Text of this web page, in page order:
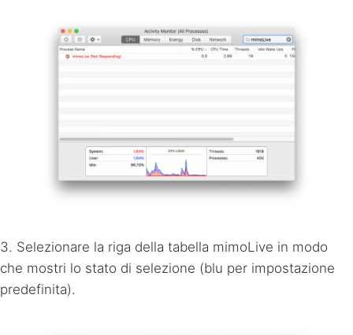
3. Selezionare la riga della tabella mimoLive in modo
che mostri lo stato di selezione (blu per impostazione
predefinita).